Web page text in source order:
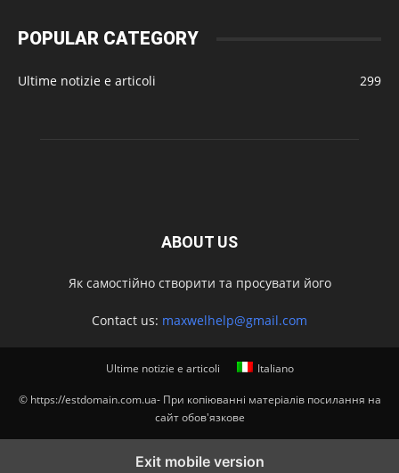
POPULAR CATEGORY
Ultime notizie e articoli 299
ABOUT US
Як самостійно створити та просувати його
Contact us: maxwelhelp@gmail.com
Ultime notizie e articoli Italiano
© https://estdomain.com.ua- При копіюванні матеріалів посилання на
сайт обов'язкове
Exit mobile version